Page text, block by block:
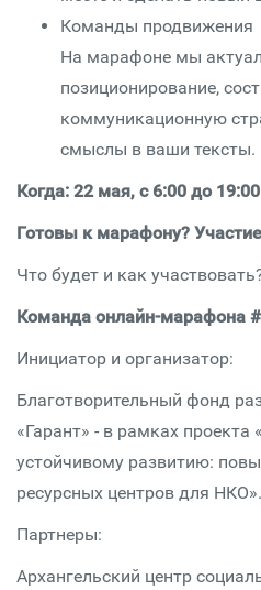
Команды продвижения
На марафоне мы
позиционирование,
коммуникационную
смыслы в ваши тексты.
Когда: 22 мая, с 6:00 до 19:00
Готовы к марафону?
Что будет и как
Команда онлайн-марафона
Инициатор и организатор:
Благотворительный фонд
«Гарант» - в рамках проекта
устойчивому развитию:
ресурсных центров для НКО».
Партнеры:
Архангельский центр